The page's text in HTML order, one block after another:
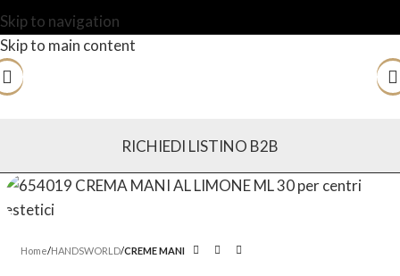
Skip to navigation
Skip to main content
RICHIEDI LISTINO B2B
Home HANDSWORLD CREME MANI